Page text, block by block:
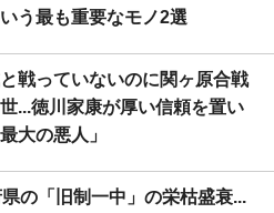
う最も重要なモノ2選
戦っていないのに関ヶ原合戦
...徳川家康が厚い信頼を置い
大の悪人」
の「旧制一中」の栄枯盛衰...